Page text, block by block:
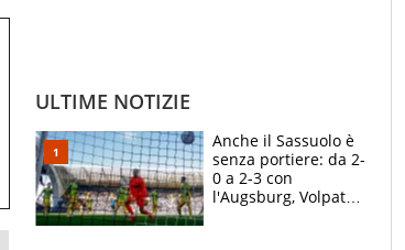
ULTIME NOTIZIE
Anche il Sassuolo è
senza portiere: da 2-
0 a 2-3 con
l'Augsburg, Volpato